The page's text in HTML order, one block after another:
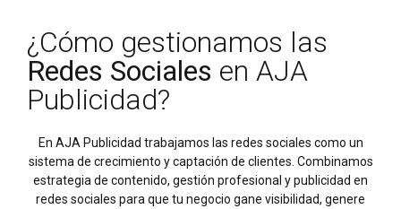
¿Cómo gestionamos las
Redes Sociales en AJA
Publicidad?
En AJA Publicidad trabajamos las redes sociales como un
sistema de crecimiento y captación de clientes. Combinamos
estrategia de contenido, gestión profesional y publicidad en
redes sociales para que tu negocio gane visibilidad, genere